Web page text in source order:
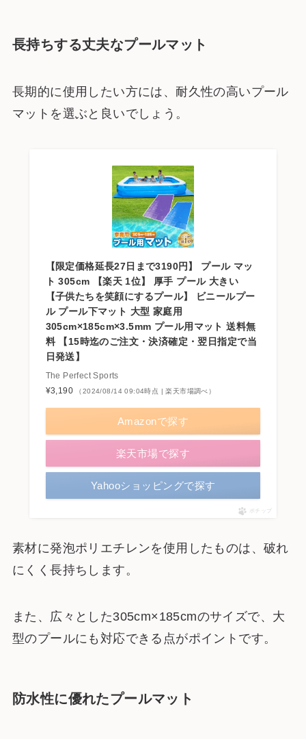
長持ちする丈夫なプールマット
長期的に使用したい方には、耐久性の高いプール
マットを選ぶと良いでしょう。
【限定価格延長27日まで3190円】 プール マッ
ト 305cm 【楽天 1位】 厚手 プール 大きい
【子供たちを笑顔にするプール】 ビニールプー
ル プール下マット 大型 家庭用
305cm×185cm×3.5mm プール用マット 送料無
料 【15時迄のご注文・決済確定・翌日指定で当
日発送】
The Perfect Sports
¥3,190
（2024/08/14 09:04時点 | 楽天市場調べ）
Amazonで探す
楽天市場で探す
Yahooショッピングで探す
ポチップ
素材に発泡ポリエチレンを使用したものは、破れ
にくく長持ちします。
また、広々とした305cm×185cmのサイズで、大
型のプールにも対応できる点がポイントです。
防水性に優れたプールマット